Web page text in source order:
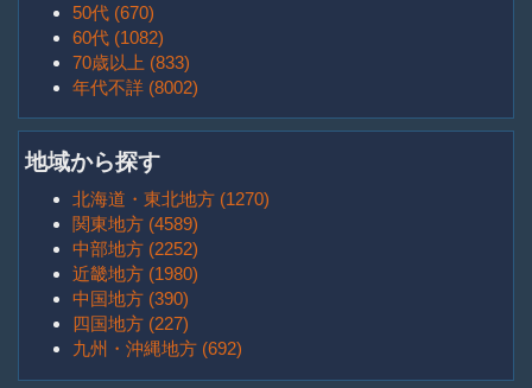
50代 (670)
60代 (1082)
70歳以上 (833)
年代不詳 (8002)
地域から探す
北海道・東北地方 (1270)
関東地方 (4589)
中部地方 (2252)
近畿地方 (1980)
中国地方 (390)
四国地方 (227)
九州・沖縄地方 (692)